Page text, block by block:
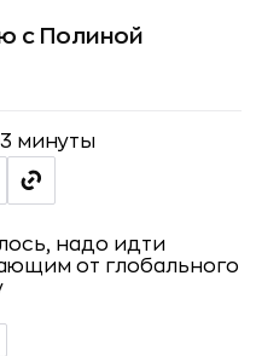
с Полиной
3 минуты